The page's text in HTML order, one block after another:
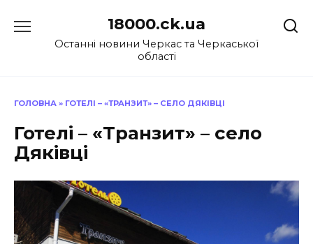
до
18000.ck.ua
Останні новини Черкас та Черкаської
області
ГОЛОВНА » ГОТЕЛІ – «ТРАНЗИТ» – СЕЛО ДЯКІВЦІ
Готелі – «Транзит» – село
Дяківці